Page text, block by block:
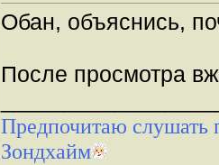
Обан, объяснись,
После просмотра
Предпочитаю слушать
Зондхайм